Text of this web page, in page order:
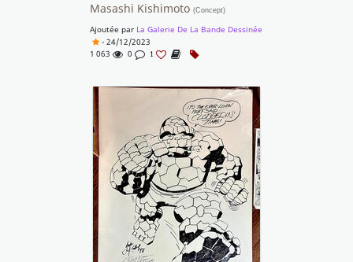
Masashi Kishimoto (Concept)
Ajoutée par La Galerie De La Bande Dessinée
- 24/12/2023
1 063
0 1